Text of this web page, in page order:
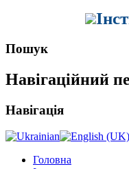
Пошук
Навігаційний
Навігація
Головна